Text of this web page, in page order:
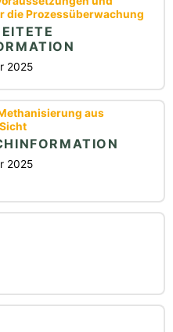
die Prozessüberwachung
2025
aus
2025